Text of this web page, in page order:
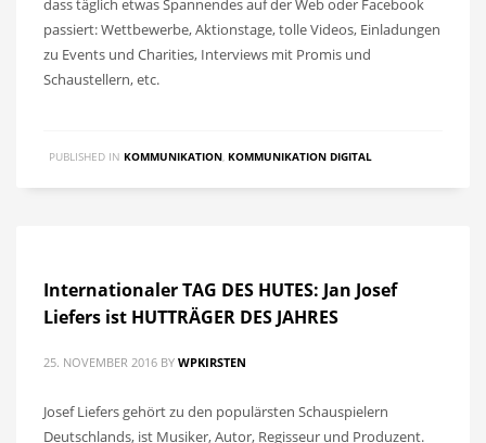
dass täglich etwas Spannendes auf der Web oder Facebook
passiert: Wettbewerbe, Aktionstage, tolle Videos, Einladungen
zu Events und Charities, Interviews mit Promis und
Schaustellern, etc.
PUBLISHED IN KOMMUNIKATION, KOMMUNIKATION DIGITAL
Internationaler TAG DES HUTES: Jan Josef
Liefers ist HUTTRÄGER DES JAHRES
25. NOVEMBER 2016 BY WPKIRSTEN
Josef Liefers gehört zu den populärsten Schauspielern
Deutschlands, ist Musiker, Autor, Regisseur und Produzent.